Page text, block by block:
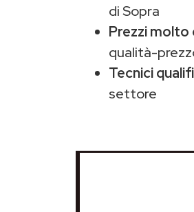
di Sopra
Prezzi
qualità-
Tecnici
settore